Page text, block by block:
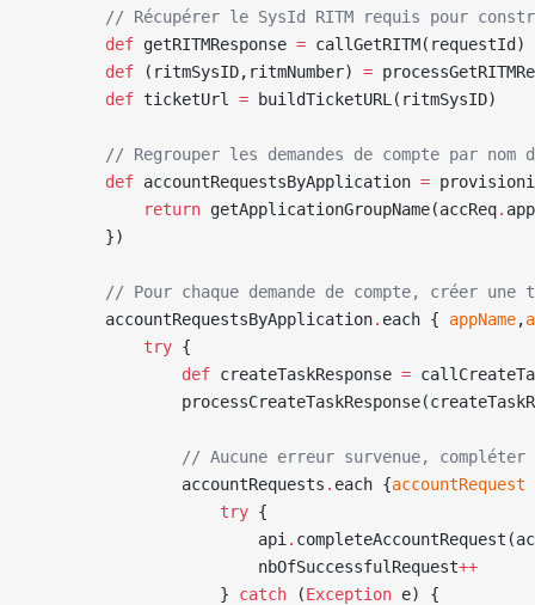
// Récupérer le SysId RITM requis pour
        def
getRITMResponse = callGetRITM(requestId)
        def
(ritmSysID,ritmNumber) =
        def
ticketUrl = buildTicketURL(ritmSysID)
// Regrouper les demandes de compte par nom
        def
accountRequestsByApplication =
            return
getApplicationGroupName(accReq.
        })
// Pour chaque demande de compte, créer une
        accountRequestsByApplication
. each { appName,
            try
{
                def
createTaskResponse =
// Aucune erreur survenue,
                accountRequests
. each {accountRequest
                    try
{
                        api
.
                        nbOfSuccessfulRequest
++
                    }
catch (Exception e) {